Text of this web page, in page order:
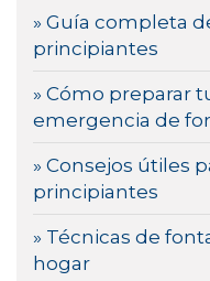
» Guía completa
principiantes
» Cómo preparar
emergencia de
» Consejos útiles
principiantes
» Técnicas de
hogar